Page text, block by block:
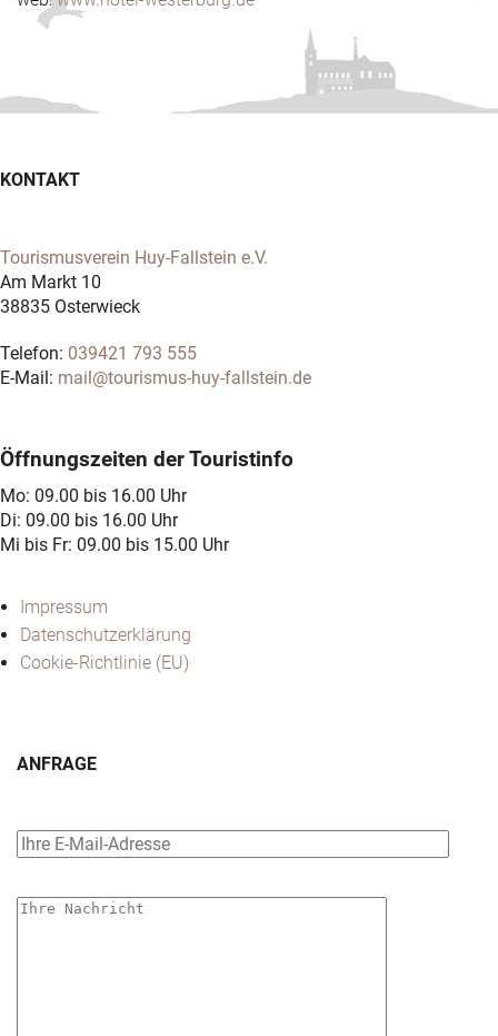
KONTAKT
Tourismusverein Huy-Fallstein e.V.
Am Markt 10
38835 Osterwieck
Telefon: 039421 793 555
E-Mail: mail@tourismus-huy-fallstein.de
Öffnungszeiten der Touristinfo
Mo: 09.00 bis 16.00 Uhr
Di: 09.00 bis 16.00 Uhr
Mi bis Fr: 09.00 bis 15.00 Uhr
Impressum
Datenschutzerklärung
Cookie-Richtlinie (EU)
ANFRAGE